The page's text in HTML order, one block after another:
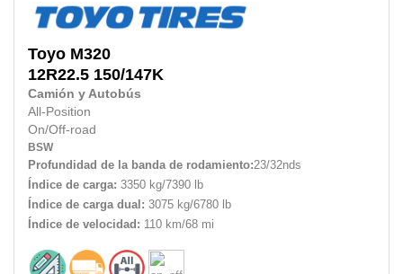
Toyo M320
12R22.5 150/147K
Camión y Autobús
All-Position
On/Off-road
BSW
Profundidad de la banda de rodamiento:23/32nds
Índice de carga: 3350 kg/7390 lb
Índice de carga dual: 3075 kg/6780 lb
Índice de velocidad: 110 km/68 mi